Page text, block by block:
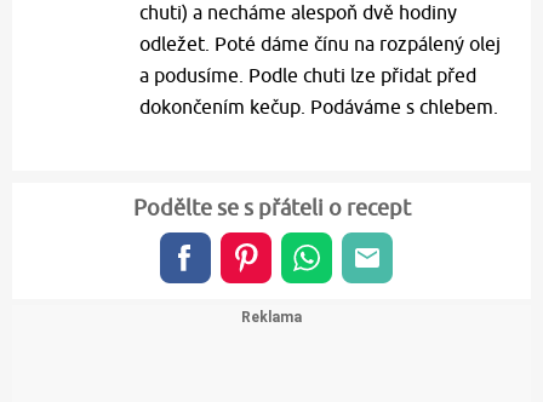
chuti) a necháme alespoň dvě hodiny
odležet. Poté dáme čínu na rozpálený olej
a podusíme. Podle chuti lze přidat před
dokončením kečup. Podáváme s chlebem.
Podělte se s přáteli o recept